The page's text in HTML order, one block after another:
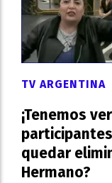
¡Tenemos
quedar
Hermano?
TV ARGENTINA